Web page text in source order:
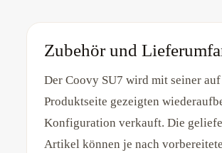
Zubehör und
Der Coovy SU7 wird mit seiner
Produktseite gezeigten
Konfiguration verkauft. Die
Artikel können je nach